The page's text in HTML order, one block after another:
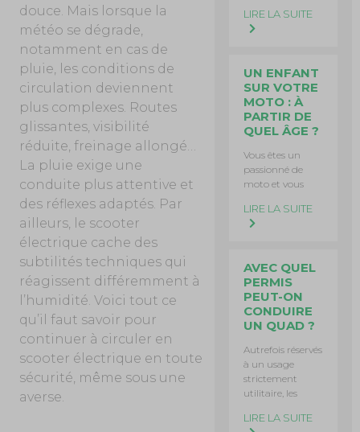
douce. Mais lorsque la
météo se dégrade,
notamment en cas de
pluie, les conditions de
circulation deviennent
plus complexes. Routes
glissantes, visibilité
réduite, freinage allongé…
La pluie exige une
conduite plus attentive et
des réflexes adaptés. Par
ailleurs, le scooter
électrique cache des
subtilités techniques qui
réagissent différemment à
l’humidité. Voici tout ce
qu’il faut savoir pour
continuer à circuler en
scooter électrique en toute
sécurité, même sous une
averse.
LIRE LA SUITE
UN ENFANT
SUR VOTRE
MOTO : À
PARTIR DE
QUEL ÂGE ?
Vous êtes un
passionné de
moto et vous
LIRE LA SUITE
AVEC QUEL
PERMIS
PEUT-ON
CONDUIRE
UN QUAD ?
Autrefois réservés
à un usage
strictement
utilitaire, les
LIRE LA SUITE